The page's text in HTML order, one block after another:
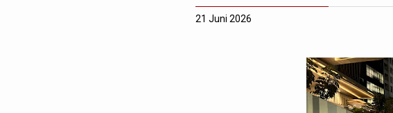
21 Juni 2026